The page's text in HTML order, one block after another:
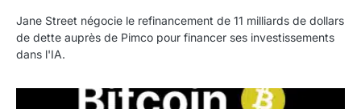
Jane Street négocie le refinancement de 11 milliards de dollars
de dette auprès de Pimco pour financer ses investissements
dans l'IA.
Bitcoin stagne à 64 000 dollars pendant que les